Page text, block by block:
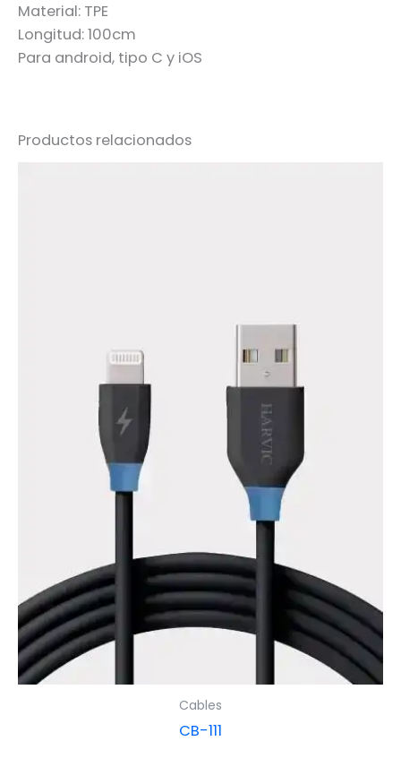
Material: TPE
Longitud: 100cm
Para android, tipo C y iOS
Productos relacionados
Cables
CB-111